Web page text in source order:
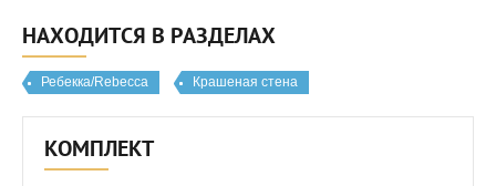
НАХОДИТСЯ В РАЗДЕЛАХ
Ребекка/Rebecca Крашеная стена
КОМПЛЕКТ